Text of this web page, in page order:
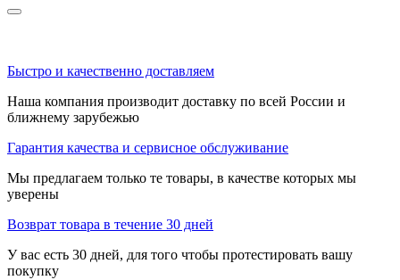
Быстро и качественно доставляем
Наша компания производит доставку по всей России и
ближнему зарубежью
Гарантия качества и сервисное обслуживание
Мы предлагаем только те товары, в качестве которых мы
уверены
Возврат товара в течение 30 дней
У вас есть 30 дней, для того чтобы протестировать вашу
покупку